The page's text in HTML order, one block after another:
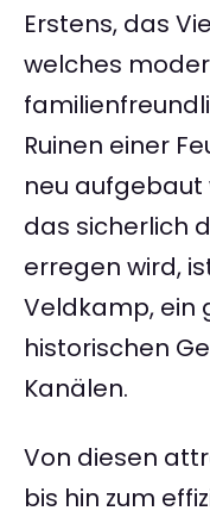
Erstens, das
welches
Ruinen einer
neu aufgebaut
das sicherlich
erregen wird,
Veldkamp, ein
historischen
Kanälen.
Von diesen
bis hin zum